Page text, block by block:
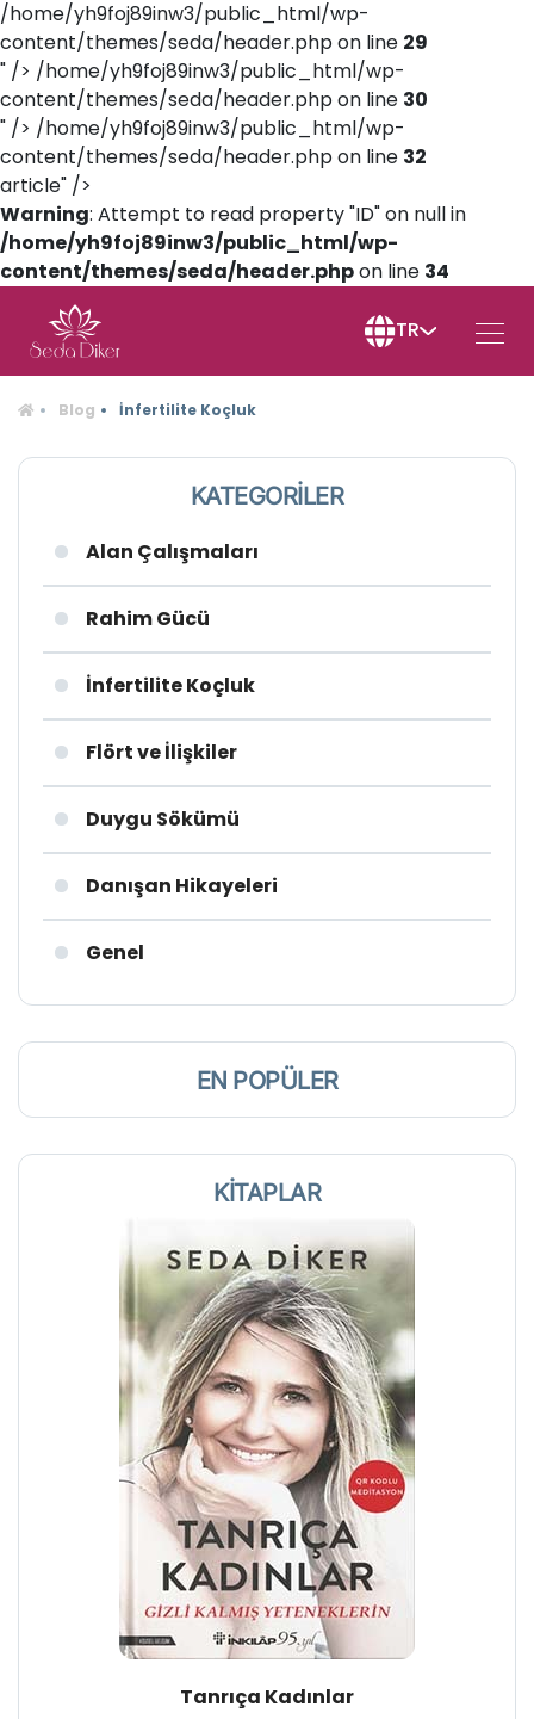
/home/yh9foj89inw3/public_html/wp-
content/themes/seda/header.php on line 29
" /> /home/yh9foj89inw3/public_html/wp-
content/themes/seda/header.php on line 30
" /> /home/yh9foj89inw3/public_html/wp-
content/themes/seda/header.php on line 32
article" />
Warning: Attempt to read property "ID" on null in
/home/yh9foj89inw3/public_html/wp-
content/themes/seda/header.phpon line 34
TR
Blog İnfertilite Koçluk
KATEGORİLER
Alan Çalışmaları
Rahim Gücü
İnfertilite Koçluk
Flört ve İlişkiler
Duygu Sökümü
Danışan Hikayeleri
Genel
EN POPÜLER
KİTAPLAR
Tanrıça Kadınlar